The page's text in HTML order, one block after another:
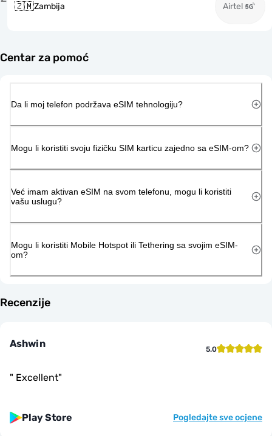
🇿🇲Zambija Airtel
Centar za pomoć
Da li moj telefon podržava eSIM tehnologiju?
Mogu li koristiti svoju fizičku SIM karticu zajedno sa eSIM-om?
Već imam aktivan eSIM na svom telefonu, mogu li koristiti
vašu uslugu?
Mogu li koristiti Mobile Hotspot ili Tethering sa svojim eSIM-
om?
Recenzije
Ashwin 5.0
" Excellent"
Play Store Pogledajte sve ocjene